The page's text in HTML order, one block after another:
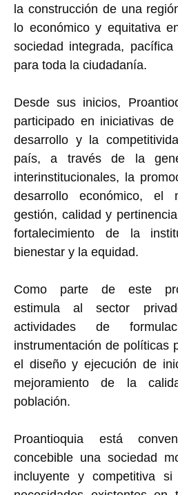
la construcción de una
lo económico y equitativa
sociedad integrada,
para toda la ciudadanía.
Desde sus inicios,
participado en iniciativas
desarrollo y la
país, a través de la
interinstitucionales, la
desarrollo económico, el
gestión, calidad y
fortalecimiento de la
bienestar y la equidad.
Como parte de este
estimula al sector
actividades de
instrumentación de políticas
el diseño y ejecución de
mejoramiento de la
población.
Proantioquia está
concebible una sociedad
incluyente y competitiva